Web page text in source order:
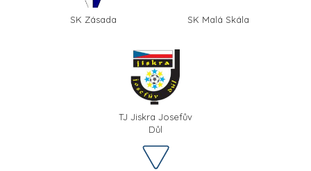
SK Zásada SK Malá Skála
TJ Jiskra Josefův
Důl